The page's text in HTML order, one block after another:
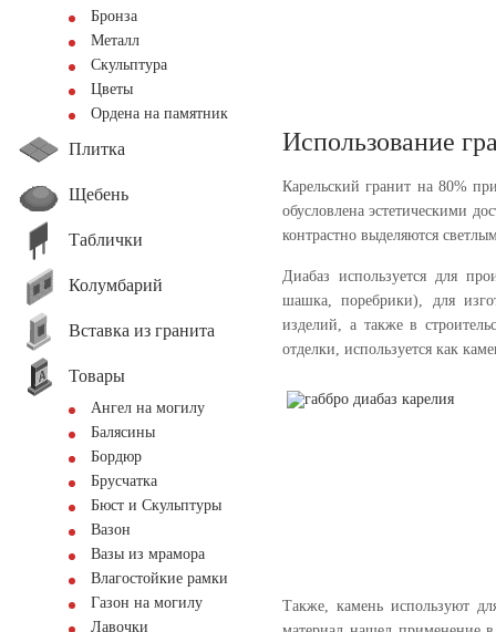
Бронза
Металл
Скульптура
Цветы
Ордена на памятник
Плитка
Щебень
Таблички
Колумбарий
Вставка из гранита
Товары
Ангел на могилу
Балясины
Бордюр
Брусчатка
Бюст и Скульптуры
Вазон
Вазы из мрамора
Влагостойкие рамки
Газон на могилу
Лавочки
Использование
Карельский гранит на 80%
обусловлена эстетическими
контрастно выделяются
Диабаз используется для
шашка, поребрики), для
изделий, а также в
отделки, используется как
Также, камень используют